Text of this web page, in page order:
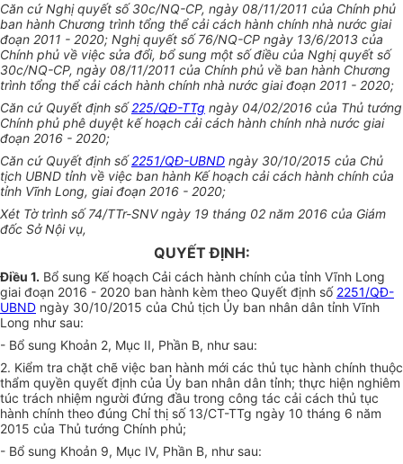
Căn cứ Nghị quyết số 30c/NQ-CP, ngày 08/11/2011 của Chính phủ
ban hành Chương trình tổng thể cải cách hành chính nhà nước giai
đoạn 2011 - 2020; Nghị quyết số 76/NQ-CP ngày 13/6/2013 của
Chính phủ về việc sửa đổi, bổ sung một số điều của Nghị quyết số
30c/NQ-CP, ngày 08/11/2011 của Chính phủ về ban hành Chương
trình tổng thể cải cách hành chính nhà nước giai đoạn 2011 - 2020;
Căn cứ Quyết định số225/QĐ-TTg ngày 04/02/2016 của Thủ tướng
Chính phủ phê duyệt kế hoạch cải cách hành chính nhà nước giai
đoạn 2016 - 2020;
Căn cứ Quyết định số2251/QĐ-UBND ngày 30/10/2015 của Chủ
tịch UBND tỉnh về việc ban hành Kế hoạch cải cách hành chính của
tỉnh Vĩnh Long, giai đoạn 2016 - 2020;
Xét Tờ trình số 74/TTr-SNV ngày 19 tháng 02 năm 2016 của Giám
đốc Sở Nội vụ,
QUYẾT ĐỊNH:
Điều 1. Bổ sung Kế hoạch Cải cách hành chính của tỉnh Vĩnh Long
giai đoạn 2016 - 2020 ban hành kèm theo Quyết định số 2251/QĐ-
UBND ngày 30/10/2015 của Chủ tịch Ủy ban nhân dân tỉnh Vĩnh
Long như sau:
- Bổ sung Khoản 2, Mục II, Phần B, như sau:
2. Kiểm tra chặt chẽ việc ban hành mới các thủ tục hành chính thuộc
thẩm quyền quyết định của Ủy ban nhân dân tỉnh; thực hiện nghiêm
túc trách nhiệm người đứng đầu trong công tác cải cách thủ tục
hành chính theo đúng Chỉ thị số 13/CT-TTg ngày 10 tháng 6 năm
2015 của Thủ tướng Chính phủ;
- Bổ sung Khoản 9, Mục IV, Phần B, như sau: